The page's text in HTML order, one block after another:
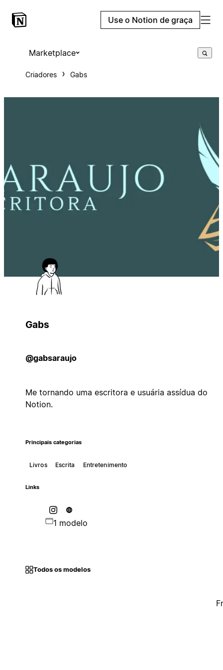
Use o Notion de graça
Marketplace
Criadores Gabs
Gabs
@gabsaraujo
Me tornando uma escritora e usuária assídua do
Notion.
Principais categorias
Livros Escrita Entretenimento
Links
1 modelo
Todos os modelos